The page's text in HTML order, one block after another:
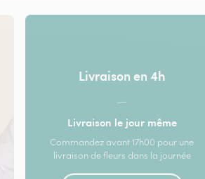
Livraison en 4h
—
Livraison le jour même
Commandez avant 17h00 pour une
livraison de fleurs dans la journée